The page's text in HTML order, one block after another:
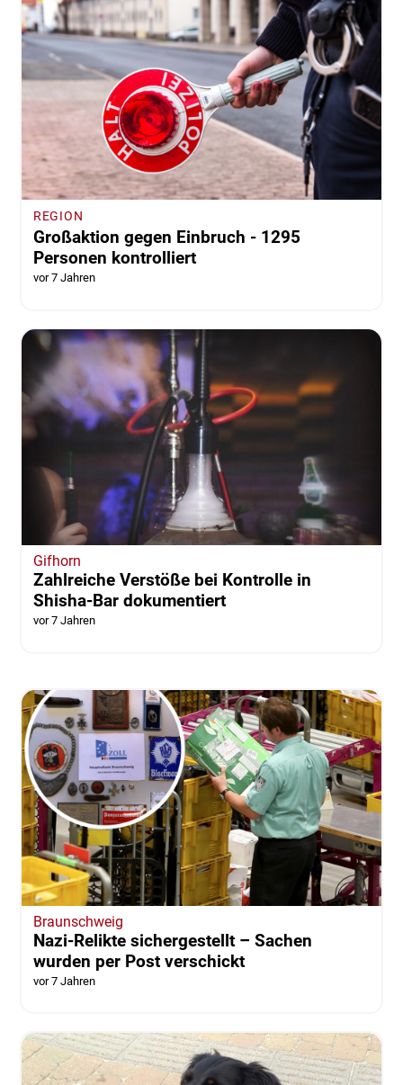
REGION
Großaktion gegen Einbruch - 1295
Personen kontrolliert
vor 7 Jahren
Gifhorn
Zahlreiche Verstöße bei Kontrolle in
Shisha-Bar dokumentiert
vor 7 Jahren
Braunschweig
Nazi-Relikte sichergestellt – Sachen
wurden per Post verschickt
vor 7 Jahren